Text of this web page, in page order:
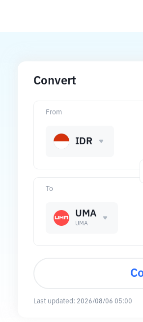
Convert
To
UMA
UMA
From
IDR
Last updated: 2026/08/06 05:00